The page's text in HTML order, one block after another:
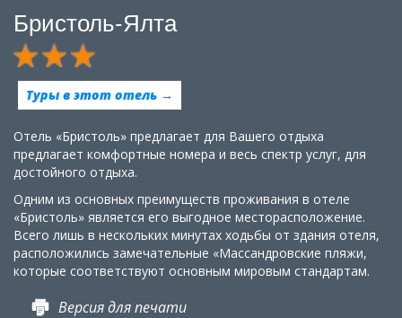
Бристоль-Ялта
Туры в этот отель →
Отель «Бристоль» предлагает для Вашего отдыха
предлагает комфортные номера и весь спектр услуг, для
достойного отдыха.
Одним из основных преимуществ проживания в отеле
«Бристоль» является его выгодное месторасположение.
Всего лишь в нескольких минутах ходьбы от здания отеля,
расположились замечательные «Массандровские пляжи,
которые соответствуют основным мировым стандартам.
Версия для печати